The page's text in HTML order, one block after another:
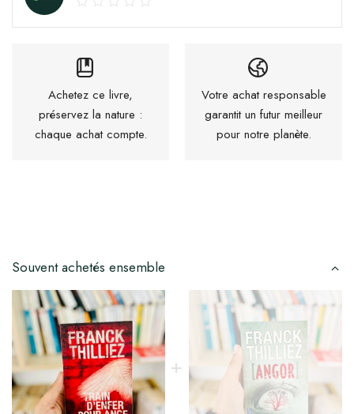
Achetez ce livre,
préservez la nature :
chaque achat compte.
Votre achat responsable
garantit un futur meilleur
pour notre planète.
Souvent achetés ensemble